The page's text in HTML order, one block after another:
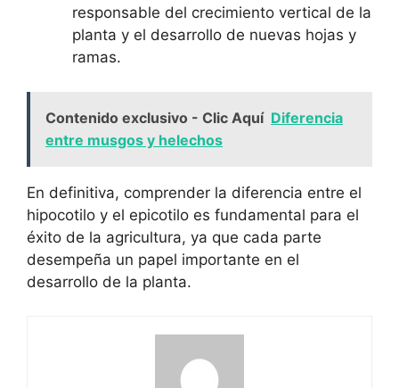
responsable del crecimiento vertical de la
planta y el desarrollo de nuevas hojas y
ramas.
Contenido exclusivo - Clic Aquí Diferencia
entre musgos y helechos
En definitiva, comprender la diferencia entre el
hipocotilo y el epicotilo es fundamental para el
éxito de la agricultura, ya que cada parte
desempeña un papel importante en el
desarrollo de la planta.